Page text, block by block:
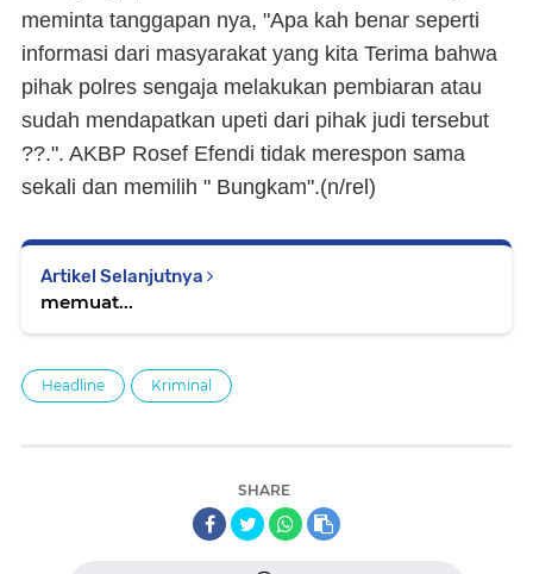
meminta tanggapan nya, "Apa kah benar seperti
informasi dari masyarakat yang kita Terima bahwa
pihak polres sengaja melakukan pembiaran atau
sudah mendapatkan upeti dari pihak judi tersebut
??.". AKBP Rosef Efendi tidak merespon sama
sekali dan memilih " Bungkam".(n/rel)
Artikel Selanjutnya
memuat...
Headline Kriminal
SHARE